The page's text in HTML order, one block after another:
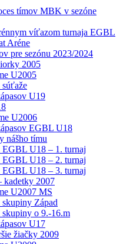
tímov MBK v sezóne
víťazom turnaja EGBL
Aréne
pre sezónu 2023/2024
2005
U2005
U19
U2006
EGBL U18
nášho tímu
U18 – 1. turnaj
U18 – 2. turnaj
U18 – 3. turnaj
kadetky 2007
U2007 MS
Západ
o 9.-16.m
U17
žiačky 2009